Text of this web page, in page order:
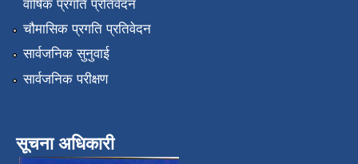
वार्षिक प्रगति प्रतिवेदन
चौमासिक प्रगति प्रतिवेदन
सार्वजनिक सुनुवाई
सार्वजनिक परीक्षण
सूचना अधिकारी